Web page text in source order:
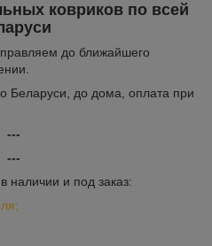
ковриков по всей
до ближайшего
Беларуси, до дома, оплата при
---
---
в наличии и под заказ: